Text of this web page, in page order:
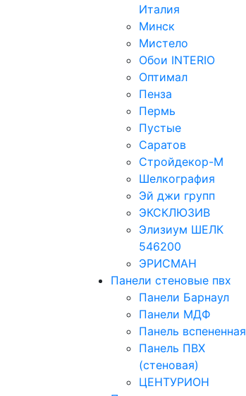
Италия
Минск
Мистело
Обои INTERIO
Оптимал
Пенза
Пермь
Пустые
Саратов
Стройдекор-М
Шелкография
Эй джи групп
ЭКСКЛЮЗИВ
Элизиум ШЕЛК
546200
ЭРИСМАН
Панели стеновые пвх
Панели Барнаул
Панели МДФ
Панель вспененная
Панель ПВХ
(стеновая)
ЦЕНТУРИОН